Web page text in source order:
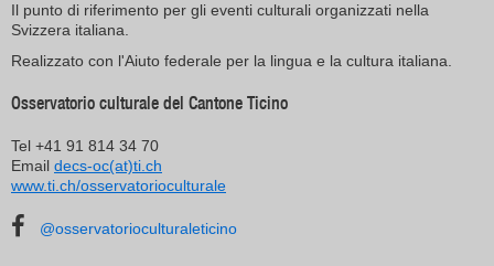
Il punto di riferimento per gli eventi culturali organizzati nella
Svizzera italiana.
Realizzato con l'Aiuto federale per la lingua e la cultura italiana.
Osservatorio culturale del Cantone Ticino
Tel +41 91 814 34 70
Email decs-oc(at)ti.ch
www.ti.ch/osservatorioculturale
@osservatorioculturaleticino